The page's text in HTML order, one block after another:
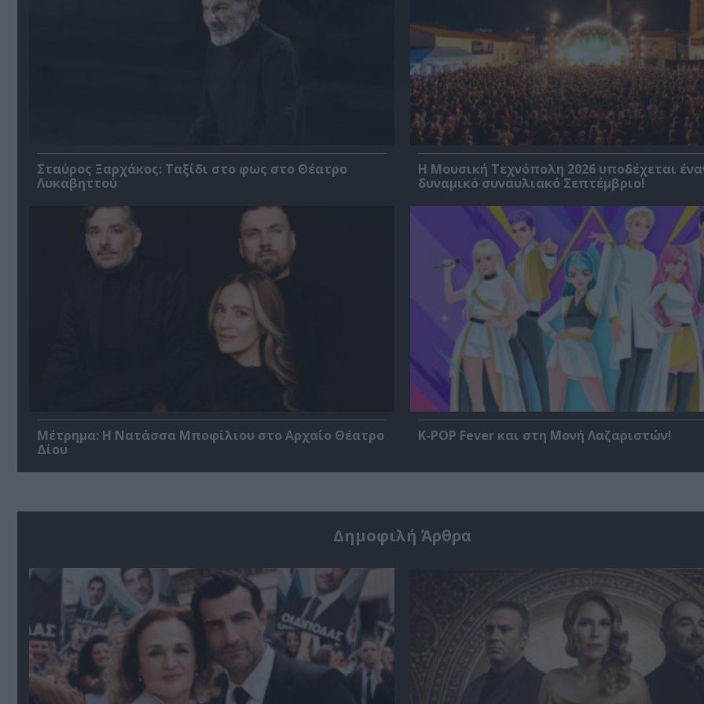
Σταύρος Ξαρχάκος: Ταξίδι στο φως στο Θέατρο
Λυκαβηττού
Η Μουσική Τεχνόπολη 2026 υποδέχεται
δυναμικό συναυλιακό Σεπτέμβριο!
Μέτρημα: Η Νατάσσα Μποφίλιου στο Αρχαίο Θέατρο
Δίου
K-POP Fever και στη Μονή Λαζαριστών!
Δημοφιλή Άρθρα